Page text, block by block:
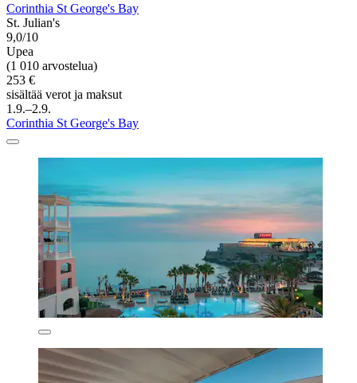
Corinthia St George's Bay
St. Julian's
9,0/10
Upea
(1 010 arvostelua)
253 €
sisältää verot ja maksut
1.9.–2.9.
Corinthia St George's Bay